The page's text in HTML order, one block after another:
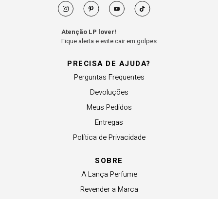
PRECISA DE AJUDA?
Perguntas Frequentes
Devoluções
Meus Pedidos
Entregas
Política de Privacidade
SOBRE
A Lança Perfume
Revender a Marca
Atenção LP lover!
Fique alerta e evite cair em golpes